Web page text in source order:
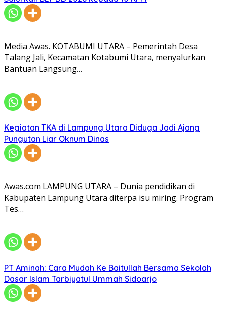
Media Awas. KOTABUMI UTARA – Pemerintah Desa
Talang Jali, Kecamatan Kotabumi Utara, menyalurkan
Bantuan Langsung…
Kegiatan TKA di Lampung Utara Diduga Jadi Ajang
Pungutan Liar Oknum Dinas
Awas.com LAMPUNG UTARA – Dunia pendidikan di
Kabupaten Lampung Utara diterpa isu miring. Program
Tes…
PT Aminah: Cara Mudah Ke Baitullah Bersama Sekolah
Dasar Islam Tarbiyatul Ummah Sidoarjo